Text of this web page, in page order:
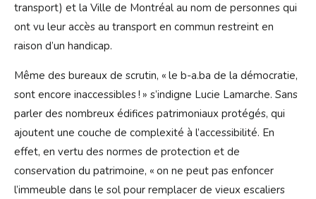
transport) et la Ville de Montréal au nom de personnes qui
ont vu leur accès au transport en commun restreint en
raison d’un handicap.
Même des bureaux de scrutin, « le b-a.ba de la démocratie,
sont encore inaccessibles ! » s’indigne Lucie Lamarche. Sans
parler des nombreux édifices patrimoniaux protégés, qui
ajoutent une couche de complexité à l’accessibilité. En
effet, en vertu des normes de protection et de
conservation du patrimoine, « on ne peut pas enfoncer
l’immeuble dans le sol pour remplacer de vieux escaliers